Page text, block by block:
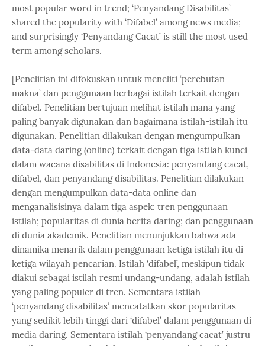
most popular word in trend; ‘Penyandang Disabilitas’
shared the popularity with ‘Difabel’ among news media;
and surprisingly ‘Penyandang Cacat’ is still the most used
term among scholars.
[Penelitian ini difokuskan untuk meneliti ‘perebutan
makna’ dan penggunaan berbagai istilah terkait dengan
difabel. Penelitian bertujuan melihat istilah mana yang
paling banyak digunakan dan bagaimana istilah-istilah itu
digunakan. Penelitian dilakukan dengan mengumpulkan
data-data daring (online) terkait dengan tiga istilah kunci
dalam wacana disabilitas di Indonesia: penyandang cacat,
difabel, dan penyandang disabilitas. Penelitian dilakukan
dengan mengumpulkan data-data online dan
menganalisisinya dalam tiga aspek: tren penggunaan
istilah; popularitas di dunia berita daring; dan penggunaan
di dunia akademik. Penelitian menunjukkan bahwa ada
dinamika menarik dalam penggunaan ketiga istilah itu di
ketiga wilayah pencarian. Istilah ‘difabel’, meskipun tidak
diakui sebagai istilah resmi undang-undang, adalah istilah
yang paling populer di tren. Sementara istilah
‘penyandang disabilitas’ mencatatkan skor popularitas
yang sedikit lebih tinggi dari ‘difabel’ dalam penggunaan di
media daring. Sementara istilah ‘penyandang cacat’ justru